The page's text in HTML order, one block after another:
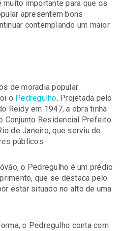
muito importante para que os
apresentem bons
contemplando um maior
de moradia popular
o Pedregulho. Projetada pelo
Reidy em 1947, a obra tinha
Conjunto Residencial Prefeito
de Janeiro, que serviu de
públicos.
o Pedregulho é um prédio
que se destaca pelo
estar situado no alto de uma
o Pedregulho conta com